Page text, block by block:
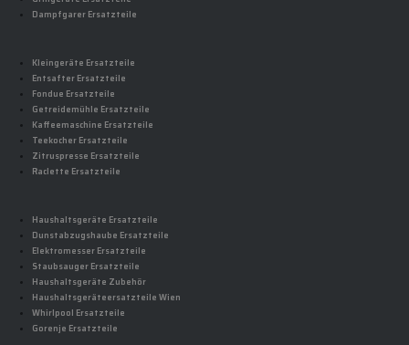
Dampfgarer Ersatzteile
Kleingeräte Ersatzteile
Entsafter Ersatzteile
Fondue Ersatzteile
Getreidemühle Ersatzteile
Kaffeemaschine Ersatzteile
Teekocher Ersatzteile
Zitruspresse Ersatzteile
Raclette Ersatzteile
Haushaltsgeräte Ersatzteile
Dunstabzugshaube Ersatzteile
Elektromesser Ersatzteile
Staubsauger Ersatzteile
Haushaltsgeräte Zubehör
Haushaltsgeräteersatzteile Wien
Whirlpool Ersatzteile
Gorenje Ersatzteile